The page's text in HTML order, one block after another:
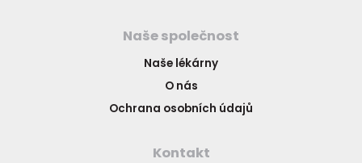
Naše společnost
Naše lékárny
O nás
Ochrana osobních údajů
Kontakt